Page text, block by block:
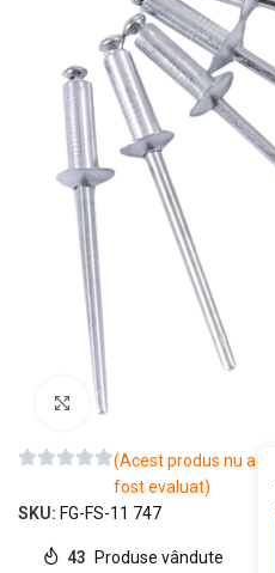
Mărește imaginea
(Acest produs nu a
fost evaluat)
SKU: FG-FS-11 747
43
Produse vândute